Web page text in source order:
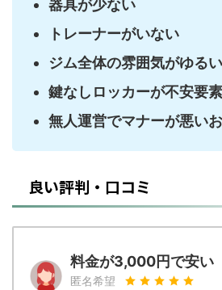
器具が少ない
トレーナーがいない
ジム全体の雰囲気がゆるい
鍵なしロッカーが不安要素
無人運営でマナーが悪い
良い評判・口コミ
料金が3,000円で安い
匿名希望